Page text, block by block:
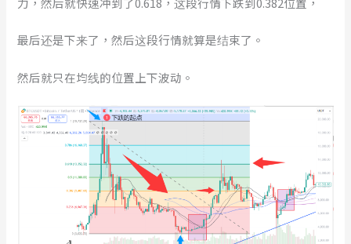
最后还是下来了，然后这段行情就算是结束了。
然后就只在均线的位置上下波动。